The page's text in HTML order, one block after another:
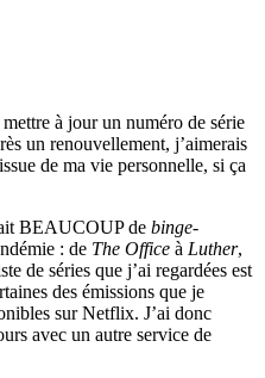
à jour un numéro de série
un renouvellement, j’aimerais
de ma vie personnelle, si ça
BEAUCOUP de binge-
: de The Office à Luther,
de séries que j’ai regardées est
des émissions que je
sur Netflix. J’ai donc
avec un autre service de